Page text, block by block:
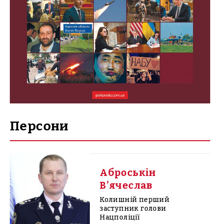
Персони
Аброськін
В’ячеслав
Колишній перший
заступник голови
Нацполіції